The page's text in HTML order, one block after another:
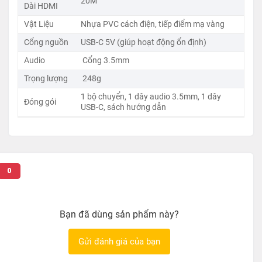
Dài HDMI
Vật Liệu
Nhựa PVC cách điện, tiếp điểm mạ vàng
Cổng nguồn
USB-C 5V (giúp hoạt động ổn định)
Audio
Cổng 3.5mm
Trọng lượng
248g
Đóng gói
1 bộ chuyển, 1 dây audio 3.5mm, 1 dây
USB-C, sách hướng dẫn
0
Bạn đã dùng sản phẩm này?
Gửi đánh giá của bạn